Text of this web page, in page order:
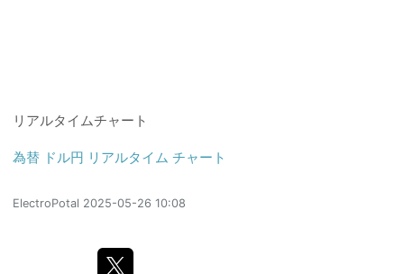
リアルタイムチャート
為替 ドル円 リアルタイム チャート
ElectroPotal 2025-05-26 10:08